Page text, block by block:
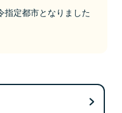
指定都市となりました